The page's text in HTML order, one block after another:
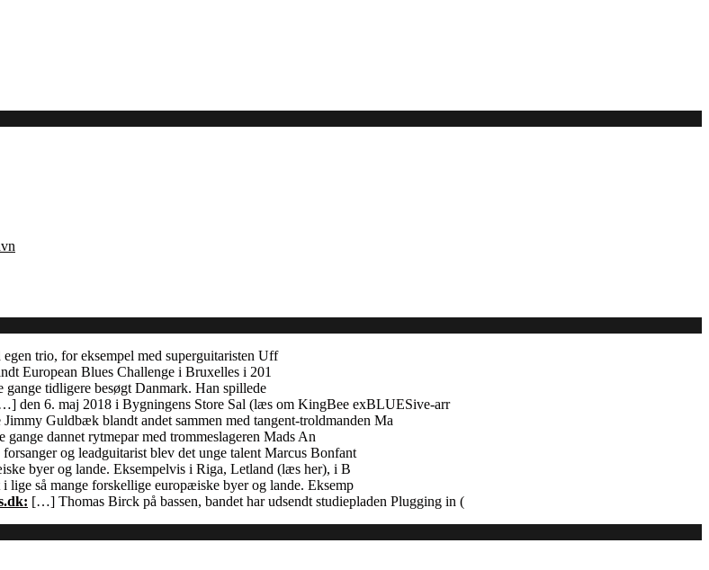
trio, for eksempel med superguitaristen Uff
European Blues Challenge i Bruxelles i 201
tidligere besøgt Danmark. Han spillede
den 6. maj 2018 i Bygningens Store Sal (læs om KingBee exBLUESive-arr
Guldbæk blandt andet sammen med tangent-troldmanden Ma
dannet rytmepar med trommeslageren Mads An
og leadguitarist blev det unge talent Marcus Bonfant
byer og lande. Eksempelvis i Riga, Letland (læs her), i B
så mange forskellige europæiske byer og lande. Eksemp
[…] Thomas Birck på bassen, bandet har udsendt studiepladen Plugging in (